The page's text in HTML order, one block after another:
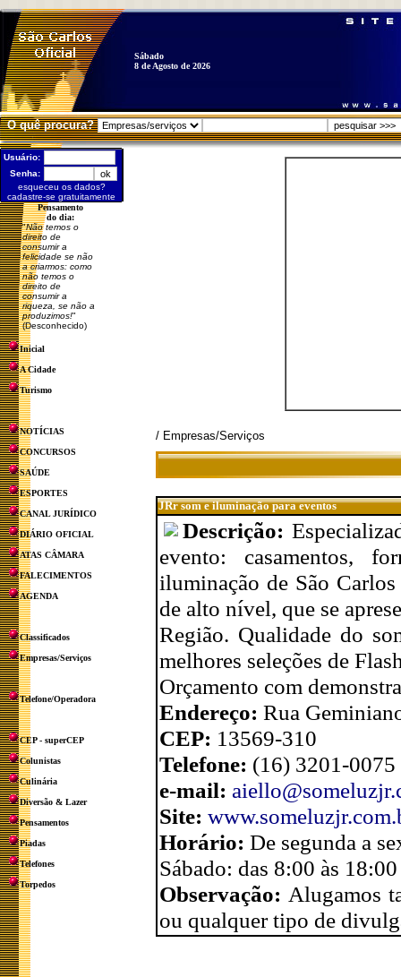
Sábado
8 de Agosto de 2026
O quê procura?
Usuário:
Senha:
esqueceu os dados?
cadastre-se gratuitamente
Pensamento
do dia:
"Não temos o
direito de
consumir a
felicidade se não
a criarmos: como
não temos o
direito de
consumir a
riqueza, se não a
produzimos!"
(Desconhecido)
Inicial
A Cidade
Turismo
NOTÍCIAS
CONCURSOS
SAÚDE
ESPORTES
CANAL JURÍDICO
DIÁRIO OFICIAL
ATAS CÂMARA
FALECIMENTOS
AGENDA
Classificados
Empresas/Serviços
Telefone/Operadora
CEP - superCEP
Colunistas
Culinária
Diversão & Lazer
Pensamentos
Piadas
Telefones
Torpedos
/ Empresas/Serviços
JRr som e iluminação para eventos
Descrição:
evento: casamentos,
iluminação de São
de alto nível, que se
Região. Qualidade do
melhores seleções de
Orçamento com
Endereço: Rua
CEP: 13569-310
Telefone: (16) 3201-
e-mail:
Site:
Horário: De segunda a
Sábado: das 8:00 às
Observação: Alugamos
ou qualquer tipo de